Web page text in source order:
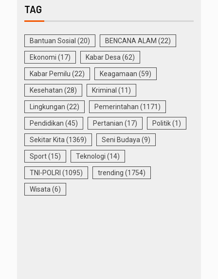
TAG
Bantuan Sosial (20) BENCANA ALAM (22)
Ekonomi (17) Kabar Desa (62)
Kabar Pemilu (22) Keagamaan (59)
Kesehatan (28) Kriminal (11)
Lingkungan (22) Pemerintahan (1171)
Pendidikan (45) Pertanian (17) Politik(1)
Sekitar Kita (1369) Seni Budaya (9)
Sport(15) Teknologi (14)
TNI-POLRI (1095) trending (1754)
Wisata (6)